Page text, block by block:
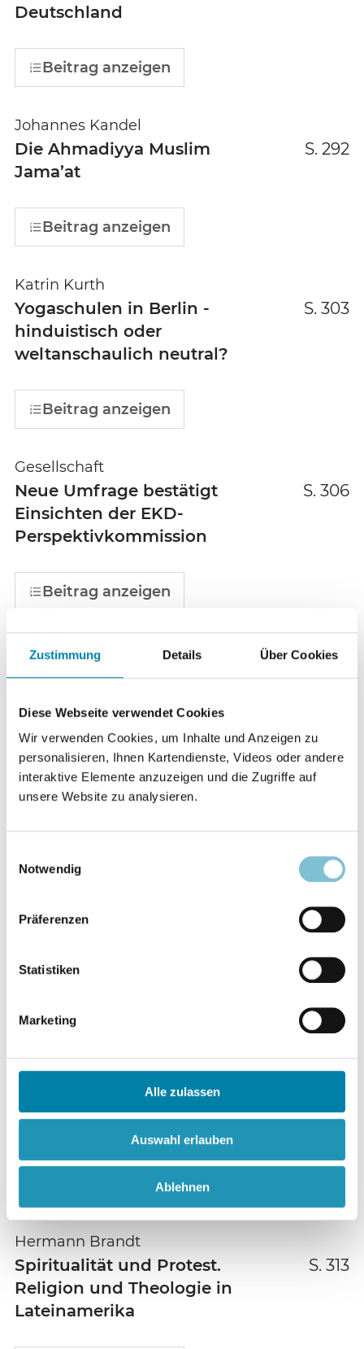
Zustimmung Details Über Cookies
Diese Webseite verwendet Cookies
Wir verwenden Cookies, um Inhalte und Anzeigen zu
personalisieren, Ihnen Kartendienste, Videos oder andere
interaktive Elemente anzuzeigen und die Zugriffe auf
unsere Website zu analysieren.
Notwendig
Präferenzen
Statistiken
Marketing
Alle zulassen
Auswahl erlauben
Ablehnen
Deutschland
Beitrag anzeigen
Johannes Kandel
Die Ahmadiyya Muslim
Jama’at
S. 292
Beitrag anzeigen
Katrin Kurth
Yogaschulen in Berlin -
hinduistisch oder
weltanschaulich neutral?
S. 303
Beitrag anzeigen
Gesellschaft
Neue Umfrage bestätigt
Einsichten der EKD-
Perspektivkommission
S. 306
Beitrag anzeigen
Freigeistige Bewegung
125 Jahre Freidenkerverband S. 309
Paranormale Heilung
Feierstunde des Bruno-
Gröning-Freundeskreises zum
Evangelisations- und Missionswerke
Beitrag anzeigen
Hermann Brandt
Spiritualität und Protest.
Religion und Theologie in
Lateinamerika
S. 313